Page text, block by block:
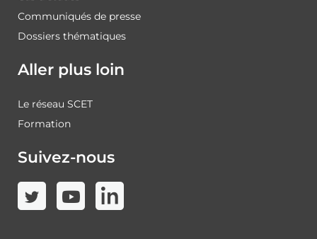
Communiqués de presse
Dossiers thématiques
Aller plus loin
Le réseau SCET
Formation
Suivez-nous